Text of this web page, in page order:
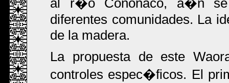
al r�o Cononaco, a�n se
diferentes comunidades. La
de la madera.
La propuesta de este
controles espec�ficos. El